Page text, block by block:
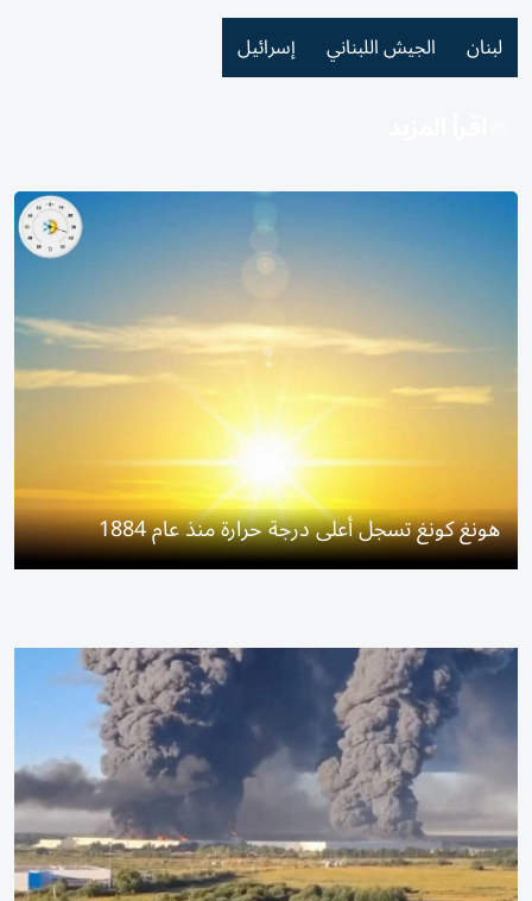
لبنان الجيش اللبناني إسرائيل
هونغ كونغ تسجل أعلى درجة حرارة منذ عام 1884